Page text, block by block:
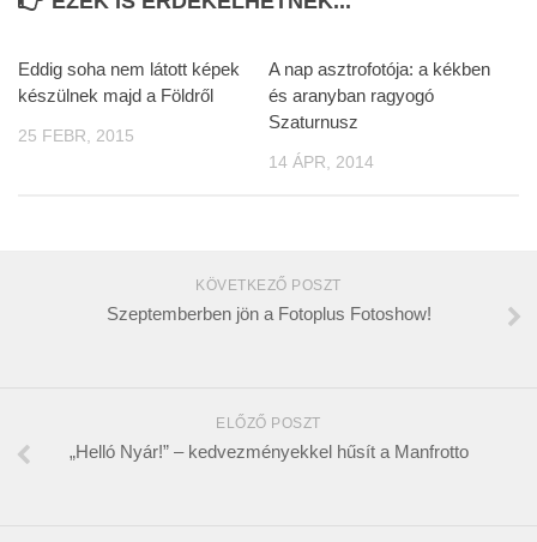
Eddig soha nem látott képek
készülnek majd a Földről
25 FEBR, 2015
A nap asztrofotója: a kékben
és aranyban ragyogó
Szaturnusz
14 ÁPR, 2014
KÖVETKEZŐ POSZT
Szeptemberben jön a Fotoplus Fotoshow!
ELŐZŐ POSZT
„Helló Nyár!” – kedvezményekkel hűsít a Manfrotto